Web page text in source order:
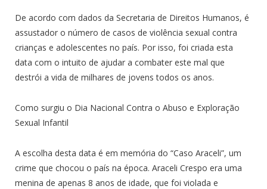
De acordo com dados da Secretaria de Direitos Humanos, é
assustador o número de casos de violência sexual contra
crianças e adolescentes no país. Por isso, foi criada esta
data com o intuito de ajudar a combater este mal que
destrói a vida de milhares de jovens todos os anos.
Como surgiu o Dia Nacional Contra o Abuso e Exploração
Sexual Infantil
A escolha desta data é em memória do “Caso Araceli”, um
crime que chocou o país na época. Araceli Crespo era uma
menina de apenas 8 anos de idade, que foi violada e